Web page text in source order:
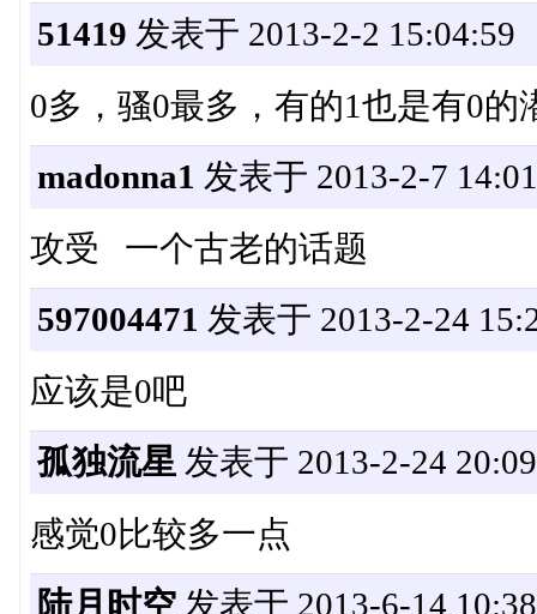
51419 发表于 2013-2-2 15:04:59
0多，骚0最多，有的1也是有0的
madonna1 发表于 2013-2-7
攻受 一个古老的话题
597004471 发表于 2013-2-24
应该是0吧
孤独流星 发表于 2013-2-24
感觉0比较多一点
陆月时空发表于 2013-6-14